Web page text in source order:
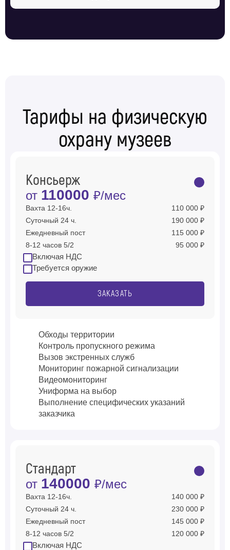
Тарифы на физическую
охрану музеев
Консьерж
от 110000 ₽/мес
Вахта 12-16ч.
110 000 ₽
Суточный 24 ч.
190 000 ₽
Ежедневный пост
115 000 ₽
8-12 часов 5/2
95 000 ₽
Включая НДС
Требуется оружие
ЗАКАЗАТЬ
Обходы территории
Контроль пропускного режима
Вызов экстренных служб
Мониторинг пожарной сигнализации
Видеомониторинг
Униформа на выбор
Выполнение специфических указаний
заказчика
Стандарт
от 140000 ₽/мес
Вахта 12-16ч.
140 000 ₽
Суточный 24 ч.
230 000 ₽
Ежедневный пост
145 000 ₽
8-12 часов 5/2
120 000 ₽
Включая НДС